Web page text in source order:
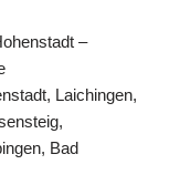
–
Laichingen,
Bad